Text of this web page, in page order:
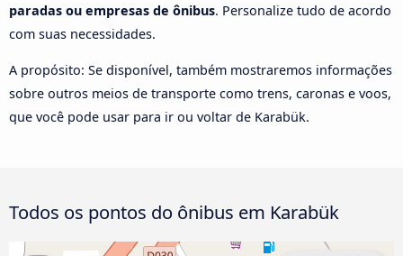
paradas ou empresas de ônibus. Personalize tudo de acordo
com suas necessidades.
A propósito: Se disponível, também mostraremos informações
sobre outros meios de transporte como trens, caronas e voos,
que você pode usar para ir ou voltar de Karabük.
Todos os pontos do ônibus em Karabük